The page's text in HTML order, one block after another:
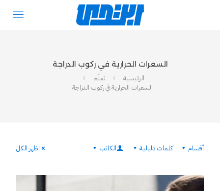
السعرات الحرارية في ركوب الدراجة
الرئيسية
تعلّم
السعرات الحرارية في ركوب الدراجة
أقسام كلمات دليلية الكاتب اظهر الكل